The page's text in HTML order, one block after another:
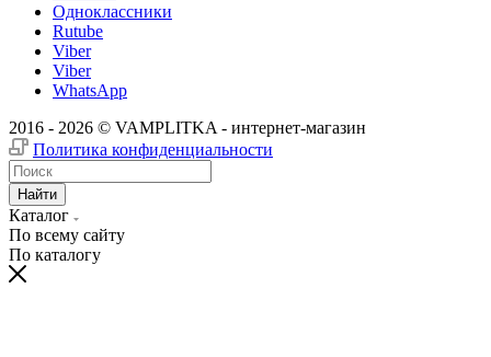
Одноклассники
Rutube
Viber
Viber
WhatsApp
2016 - 2026 © VAMPLITKA - интернет-магазин
Политика конфиденциальности
Найти
Каталог
По всему сайту
По каталогу